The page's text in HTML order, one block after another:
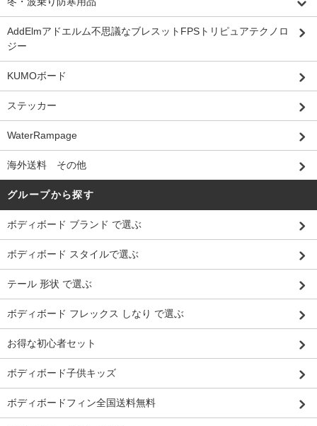
AddElmアドエルム不思議なブレスットFPSトリピュアテクノロ
ジー
KUMOボード
ステッカー
WaterRampage
海外送料 その他
グループから探す
ボディボード ブランド で選ぶ
ボディボード スタイルで選ぶ
テール 形状 で選ぶ
ボディボード フレックス しなり で選ぶ
お得な初心者セット
ボディボード子供キッズ
ボディボードフィン全国送料無料